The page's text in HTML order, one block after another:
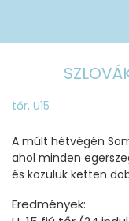
tőr, U15
A múlt hétvégén
ahol minden
és közülük ketten
Eredmények: